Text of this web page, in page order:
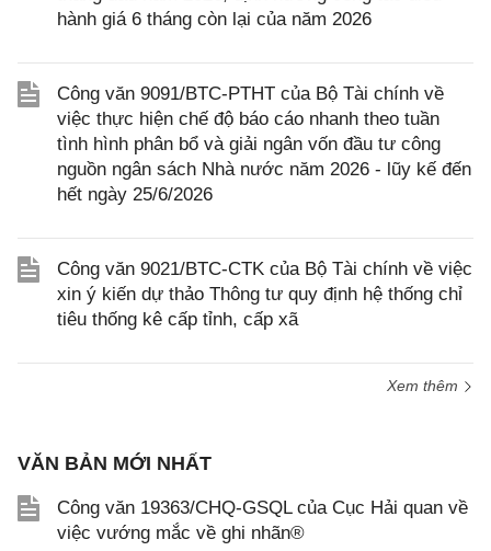
hành giá 6 tháng còn lại của năm 2026
Công văn 9091/BTC-PTHT của Bộ Tài chính về
việc thực hiện chế độ báo cáo nhanh theo tuần
tình hình phân bổ và giải ngân vốn đầu tư công
nguồn ngân sách Nhà nước năm 2026 - lũy kế đến
hết ngày 25/6/2026
Công văn 9021/BTC-CTK của Bộ Tài chính về việc
xin ý kiến dự thảo Thông tư quy định hệ thống chỉ
tiêu thống kê cấp tỉnh, cấp xã
Xem thêm
VĂN BẢN MỚI NHẤT
Công văn 19363/CHQ-GSQL của Cục Hải quan về
việc vướng mắc về ghi nhãn®